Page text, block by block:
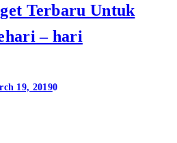
Terbaru Untuk
– hari
19, 20190